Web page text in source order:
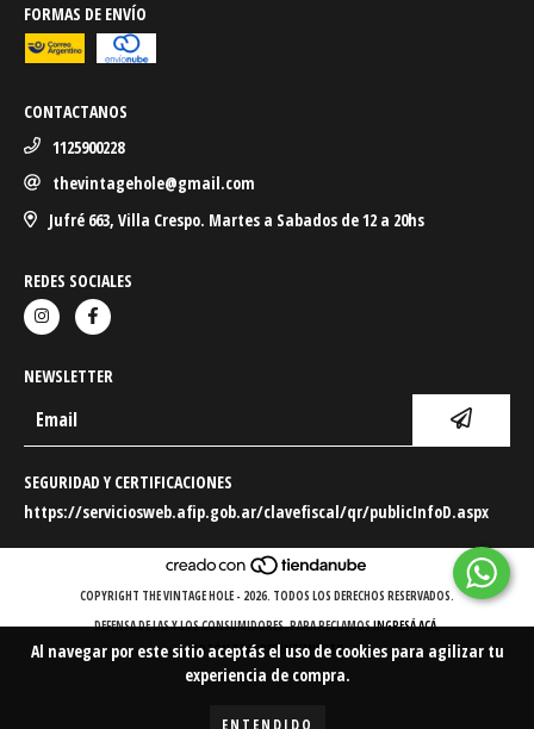
Al navegar por este sitio aceptás el uso de cookiespara agilizar tu
experiencia de compra.
ENTENDIDO
FORMAS DE ENVÍO
CONTACTANOS
1125900228
thevintagehole@gmail.com
Jufré 663, Villa Crespo. Martes a Sabados de 12 a 20hs
REDES SOCIALES
NEWSLETTER
SEGURIDAD Y CERTIFICACIONES
https://serviciosweb.afip.gob.ar/clavefiscal/qr/publicInfoD.aspx
COPYRIGHT THE VINTAGE HOLE - 2026. TODOS LOS DERECHOS RESERVADOS.
DEFENSA DE LAS Y LOS CONSUMIDORES. PARA RECLAMOSINGRESÁ ACÁ.
BOTÓN DE ARREPENTIMIENTO